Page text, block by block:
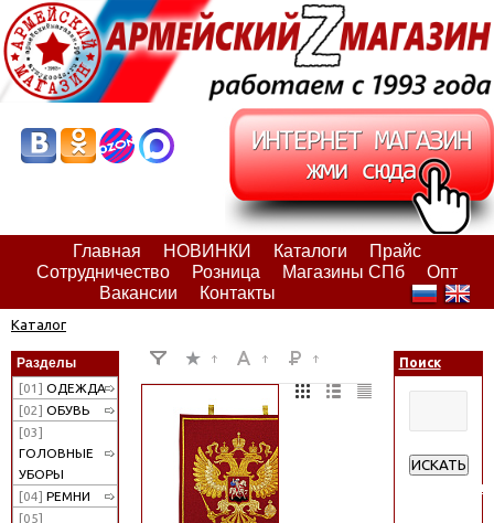
Главная НОВИНКИ Каталоги
Прайс
Сотрудничество
Розница Магазины СПб
Опт
Вакансии
Контакты
Каталог
Разделы
[01] ОДЕЖДА
[02] ОБУВЬ
[03]
ГОЛОВНЫЕ
УБОРЫ
[04] РЕМНИ
[05]
Поиск
ИСКАТЬ